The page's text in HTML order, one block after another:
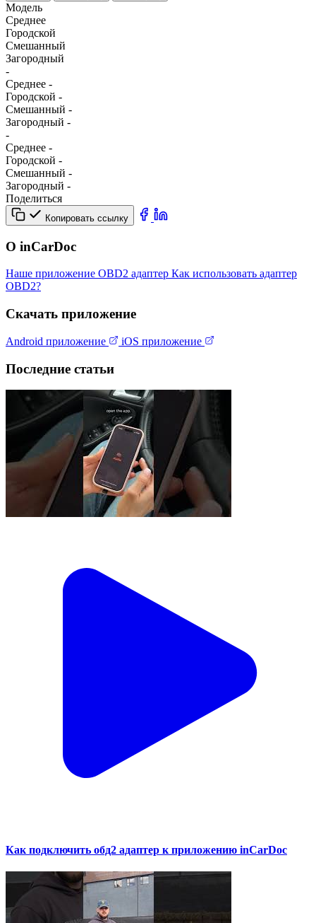
Модель
Среднее
Городской
Смешанный
Загородный
-
Среднее -
Городской -
Смешанный -
Загородный -
-
Среднее -
Городской -
Смешанный -
Загородный -
Поделиться
Копировать ссылку
О inCarDoc
Наше приложение OBD2 адаптер Как использовать адаптер
OBD2?
Скачать приложение
Android приложение iOS приложение
Последние статьи
Как подключить обд2 адаптер к приложению inCarDoc